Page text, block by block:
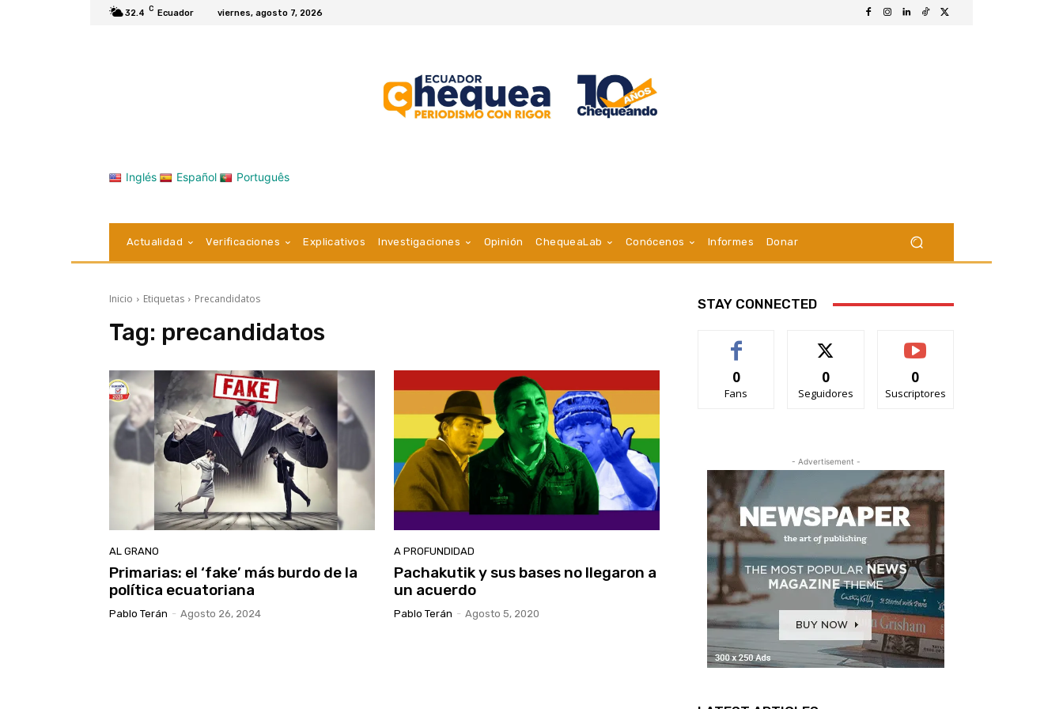
32.4 C Ecuador viernes, agosto 7, 2026
Inglés Español Português
Actualidad Verificaciones Explicativos Investigaciones Opinión ChequeaLab Conócenos Informes Donar
Inicio Etiquetas Precandidatos
Tag: precandidatos
AL GRANO
Primarias: el ‘fake’ más burdo de la
política ecuatoriana
Pablo Terán - Agosto 26, 2024
A PROFUNDIDAD
Pachakutik y sus bases no llegaron a
un acuerdo
Pablo Terán - Agosto 5, 2020
STAY CONNECTED
0
Fans
0
Seguidores
0
Suscriptores
- Advertisement -